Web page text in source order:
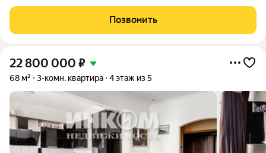
косметический ремонт подъездов. Развитая инфраструктура,
полностью готова к сделке, оперативный
Позвонить
22 800 000 ₽
68 м² 3-комн. квартира 4 этаж из 5